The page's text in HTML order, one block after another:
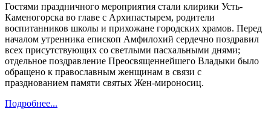
Гостями праздничного мероприятия стали клирики Усть-
Каменогорска во главе с Архипастырем, родители
воспитанников школы и прихожане городских храмов. Перед
началом утренника епископ Амфилохий сердечно поздравил
всех присутствующих со светлыми пасхальными днями;
отдельное поздравление Преосвященнейшего Владыки было
обращено к православным женщинам в связи с
празднованием памяти святых Жен-мироносиц.
Подробнее...